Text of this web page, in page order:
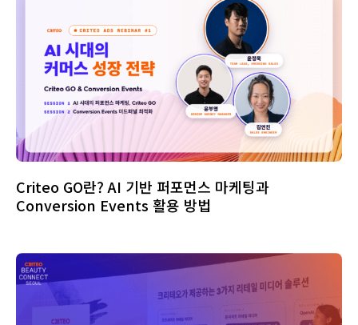
Criteo GO란? AI 기반 퍼포먼스 마케팅과
Conversion Events 활용 방법